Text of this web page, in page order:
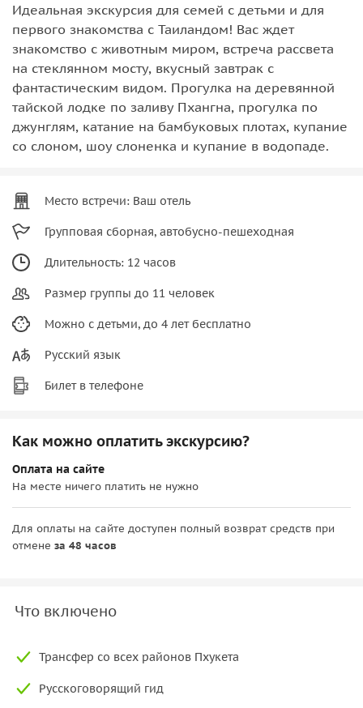
Идеальная экскурсия для семей с детьми и для
первого знакомства с Таиландом! Вас ждет
знакомство с животным миром, встреча рассвета
на стеклянном мосту, вкусный завтрак с
фантастическим видом. Прогулка на деревянной
тайской лодке по заливу Пхангна, прогулка по
джунглям, катание на бамбуковых плотах, купание
со слоном, шоу слоненка и купание в водопаде.
Место встречи: Ваш отель
Групповая сборная, автобусно-пешеходная
Длительность: 12 часов
Размер группы до 11 человек
Можно с детьми, до 4 лет бесплатно
Русский язык
Билет в телефоне
Как можно оплатить экскурсию?
Оплата на сайте
На месте ничего платить не нужно
Для оплаты на сайте доступен полный возврат средств при
отмене за 48 часов
Что включено
Трансфер со всех районов Пхукета
Русскоговорящий гид